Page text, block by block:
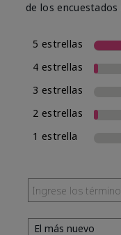
de los
5 estrellas
4 estrellas
3 estrellas
2 estrellas
1 estrella